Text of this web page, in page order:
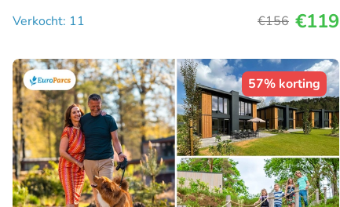
Verkocht: 11
€156 €119
57% korting